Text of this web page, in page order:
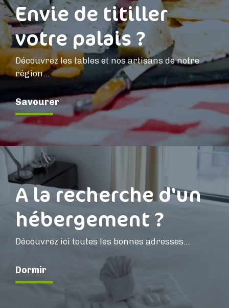
Envie de titiller
votre palais ?
Découvrez les tables et nos artisans de notre
région…
Savourer
A la recherche d'un
hébergement ?
Découvrez ici toutes les bonnes adresses...
Dormir